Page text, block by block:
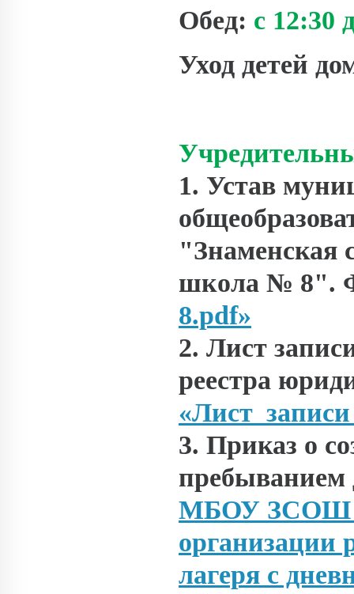
Обед: с 12:30
Уход детей
1. Устав
"Знаменская
школа № 8".
8.pdf»
2. Лист
реестра
3. Приказ о
пребыванием
МБОУ ЗСОШ
организации
лагеря с